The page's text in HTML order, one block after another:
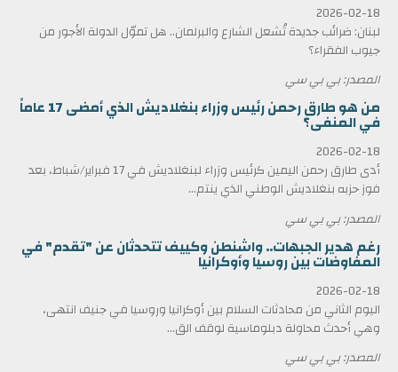
2026-02-18
لبنان: ضرائب جديدة تُشعل الشارع والبرلمان.. هل تموّل الدولة الأجور من
جيوب الفقراء؟
المصدر: بي بي سي
من هو طارق رحمن رئيس وزراء بنغلاديش الذي أمضى 17 عاماً
في المنفى؟
2026-02-18
أدى طارق رحمن اليمين كرئيس وزراء لبنغلاديش في 17 فبراير/شباط، بعد
فوز حزبه بنغلاديش الوطني الذي ينتم...
المصدر: بي بي سي
رغم هدير الجبهات.. واشنطن وكييف تتحدثان عن "تقدم" في
المفاوضات بين روسيا وأوكرانيا
2026-02-18
اليوم الثاني من محادثات السلام بين أوكرانيا وروسيا في جنيف انتهى،
وهي أحدث محاولة دبلوماسية لوقف الق...
المصدر: بي بي سي